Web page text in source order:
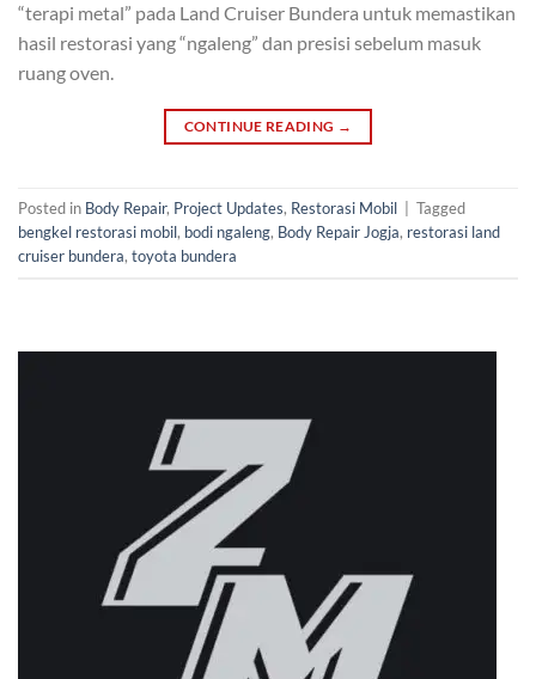
“terapi metal” pada Land Cruiser Bundera untuk memastikan
hasil restorasi yang “ngaleng” dan presisi sebelum masuk
ruang oven.
CONTINUE READING →
Posted in Body Repair, Project Updates, Restorasi Mobil
Tagged
bengkel restorasi mobil, bodi ngaleng, Body Repair Jogja, restorasi land
cruiser bundera, toyota bundera